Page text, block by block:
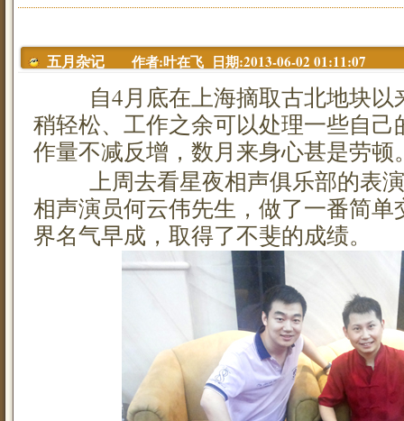
五月杂记 作者:叶在飞 日期:2013-06-02 01:11:07
自4月底在上海摘取古北地块以
稍轻松、工作之余可以处理一些自
作量不减反增，数月来身心甚是劳顿
上周去看星夜相声俱乐部的表演
相声演员何云伟先生，做了一番简
界名气早成，取得了不斐的成绩。